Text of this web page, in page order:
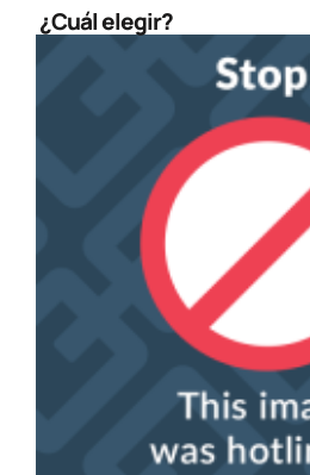
¿Cuál elegir?